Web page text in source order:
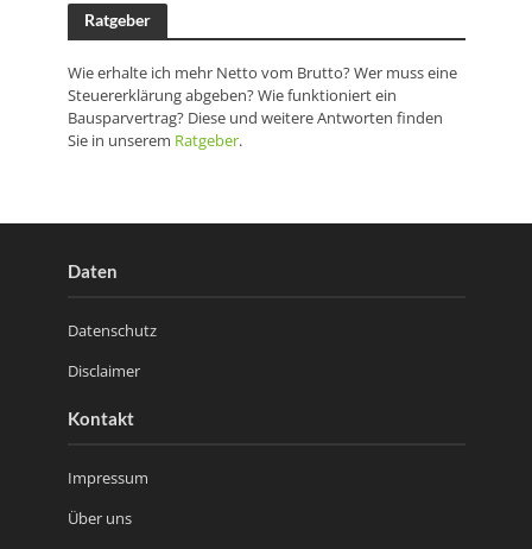
Ratgeber
Wie erhalte ich mehr Netto vom Brutto? Wer muss eine
Steuererklärung abgeben? Wie funktioniert ein
Bausparvertrag? Diese und weitere Antworten finden
Sie in unserem Ratgeber.
Daten
Datenschutz
Disclaimer
Kontakt
Impressum
Über uns